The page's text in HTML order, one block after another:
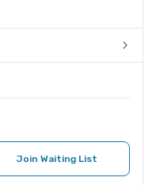
Join Waiting List